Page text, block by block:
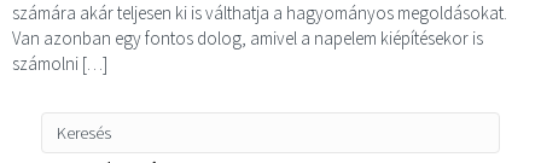
számára akár teljesen ki is válthatja a hagyományos megoldásokat.
Van azonban egy fontos dolog, amivel a napelem kiépítésekor is
számolni […]